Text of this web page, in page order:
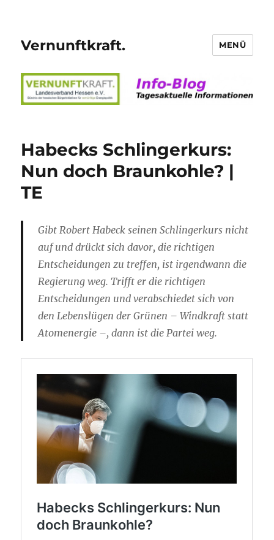
Vernunftkraft. MENÜ
Habecks Schlingerkurs:
Nun doch Braunkohle? |
TE
Gibt Robert Habeck seinen Schlingerkurs nicht
auf und drückt sich davor, die richtigen
Entscheidungen zu treffen, ist irgendwann die
Regierung weg. Trifft er die richtigen
Entscheidungen und verabschiedet sich von
den Lebenslügen der Grünen – Windkraft statt
Atomenergie –, dann ist die Partei weg.